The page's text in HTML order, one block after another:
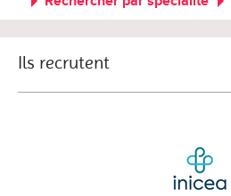
Ils recrutent